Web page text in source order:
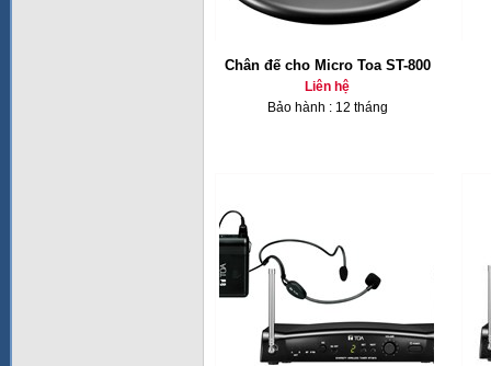
Chân đế cho Micro Toa ST-800
Liên hệ
Bảo hành : 12 tháng